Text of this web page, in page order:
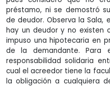
préstamo, ni se demostró
de deudor. Observa la
hay un deudor y no existen
impuso una hipotecaria en
de la demandante. Para
responsabilidad solidaria
cual el acreedor tiene la
la obligación a cualquiera